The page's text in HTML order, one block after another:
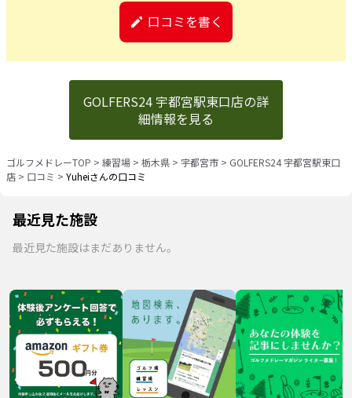
口コミを書く
GOLFERS24 宇都宮駅東口店の詳
細情報を見る
ゴルフメドレーTOP > 練習場 > 栃木県 > 宇都宮市 > GOLFERS24 宇都宮駅東口
店 > 口コミ > Yuheiさんの口コミ
最近見た施設
最近見た施設はまだありません。